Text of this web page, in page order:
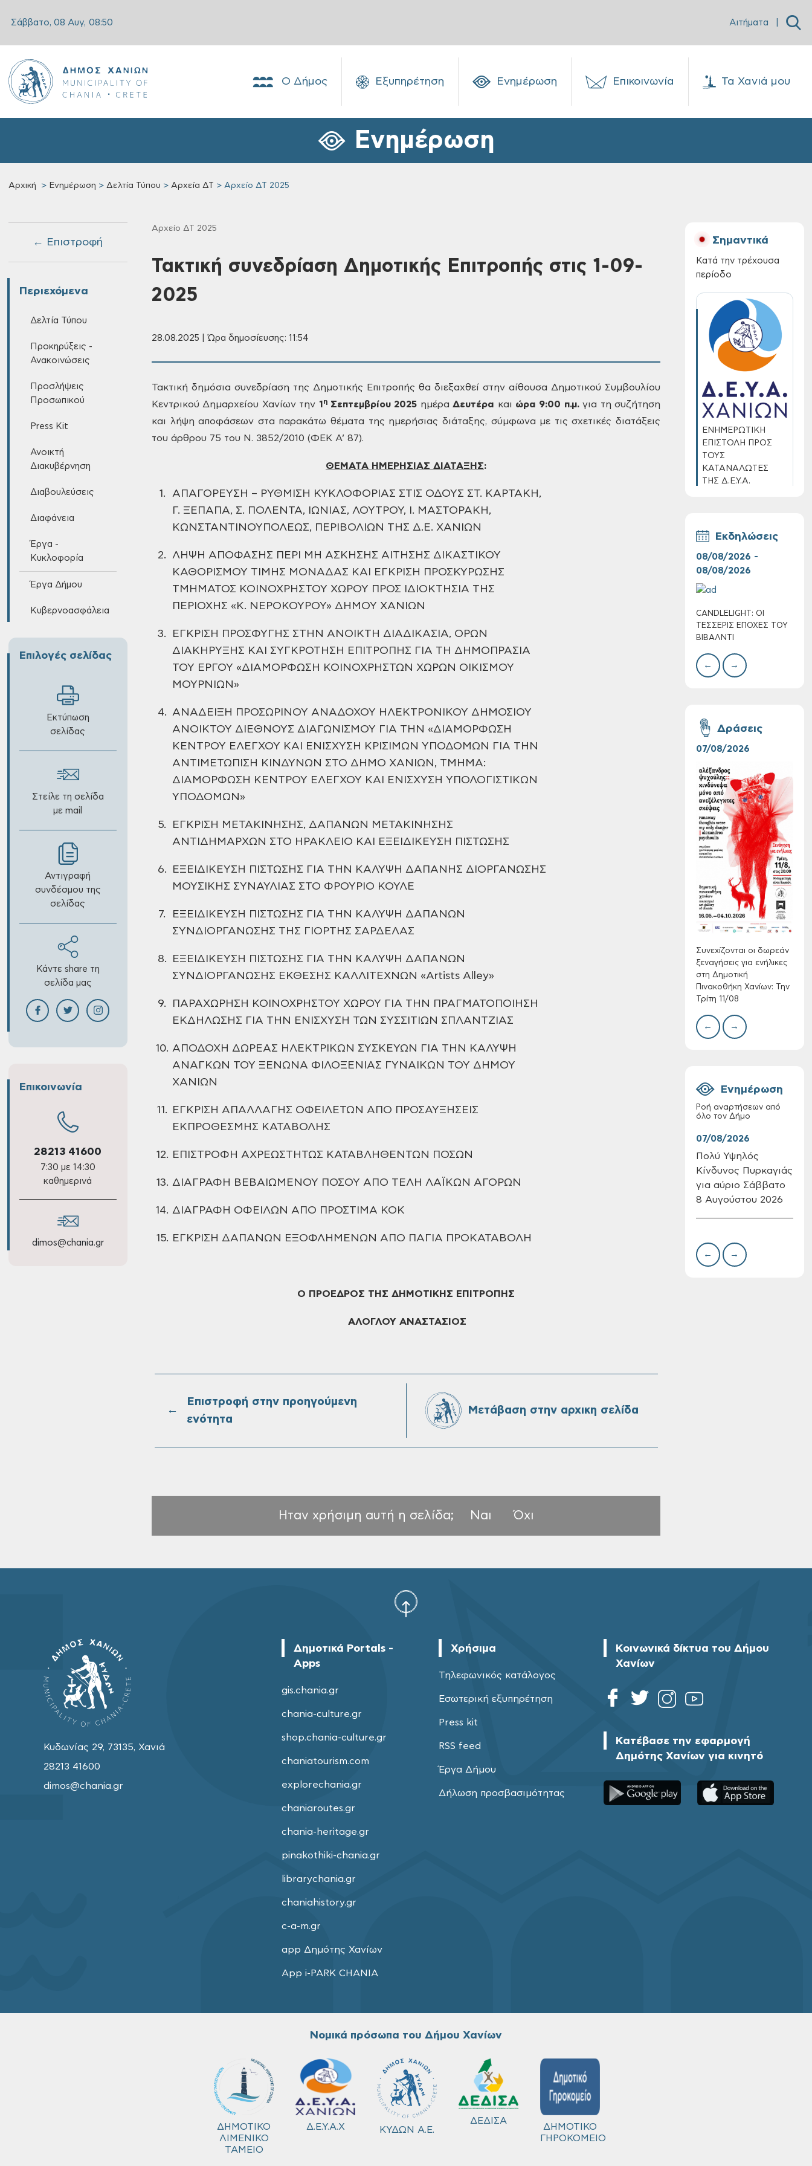
Σάββατο, 08 Αυγ, 08:50 Αιτήματα
Ο Δήμος Εξυπηρέτηση Ενημέρωση Επικοινωνία Τα Χανιά μου
Ενημέρωση
Αρχική Ενημέρωση Δελτία Τύπου Αρχεία ΔΤ Αρχείο ΔΤ 2025
← Επιστροφή
Περιεχόμενα
Δελτία Τύπου
Προκηρύξεις -
Ανακοινώσεις
Προσλήψεις
Προσωπικού
Press Kit
Ανοικτή
Διακυβέρνηση
Διαβουλεύσεις
Διαφάνεια
Έργα -
Κυκλοφορία
Έργα Δήμου
Κυβερνοασφάλεια
Επιλογές σελίδας
Εκτύπωση
σελίδας
Στείλε τη σελίδα
με mail
Αντιγραφή
συνδέσμου της
σελίδας
Κάντε share τη
σελίδα μας
Επικοινωνία
28213 41600
7:30 με 14:30
καθημερινά
dimos@chania.gr
Αρχείο ΔΤ 2025
Τακτική συνεδρίαση Δημοτικής Επιτροπής στις 1-09-
2025
28.08.2025 | Ώρα δημοσίευσης: 11:54
Τακτική δημόσια συνεδρίαση της Δημοτικής Επιτροπής θα διεξαχθεί στην αίθουσα Δημοτικού Συμβουλίου
Κεντρικού Δημαρχείου Χανίων την 1 ηΣεπτεμβρίου 2025 ημέρα Δευτέρα και ώρα 9:00 π.μ.για τη συζήτηση
και λήψη αποφάσεων στα παρακάτω θέματα της ημερήσιας διάταξης, σύμφωνα με τις σχετικές διατάξεις
του άρθρου 75 του Ν. 3852/2010 (ΦΕΚ Α’ 87).
ΘΕΜΑΤΑ ΗΜΕΡΗΣΙΑΣ ΔΙΑΤΑΞΗΣ:
1. ΑΠΑΓΟΡΕΥΣΗ – ΡΥΘΜΙΣΗ ΚΥΚΛΟΦΟΡΙΑΣ ΣΤΙΣ ΟΔΟΥΣ ΣΤ. ΚΑΡΤΑΚΗ,
Γ. ΞΕΠΑΠΑ, Σ. ΠΟΛΕΝΤΑ, ΙΩΝΙΑΣ, ΛΟΥΤΡΟΥ, Ι. ΜΑΣΤΟΡΑΚΗ,
ΚΩΝΣΤΑΝΤΙΝΟΥΠΟΛΕΩΣ, ΠΕΡΙΒΟΛΙΩΝ ΤΗΣ Δ.Ε. ΧΑΝΙΩΝ
2.
ΛΗΨΗ ΑΠΟΦΑΣΗΣ ΠΕΡΙ ΜΗ ΑΣΚΗΣΗΣ ΑΙΤΗΣΗΣ ΔΙΚΑΣΤΙΚΟΥ
ΚΑΘΟΡΙΣΜΟΥ ΤΙΜΗΣ ΜΟΝΑΔΑΣ ΚΑΙ ΕΓΚΡΙΣΗ ΠΡΟΣΚΥΡΩΣΗΣ
ΤΜΗΜΑΤΟΣ ΚΟΙΝΟΧΡΗΣΤΟΥ ΧΩΡΟΥ ΠΡΟΣ ΙΔΙΟΚΤΗΣΙΑ ΤΗΣ
ΠΕΡΙΟΧΗΣ «Κ. ΝΕΡΟΚΟΥΡΟΥ» ΔΗΜΟΥ ΧΑΝΙΩΝ
3. ΕΓΚΡΙΣΗ
ΠΡΟΣΦΥΓΗΣ ΣΤΗΝ ΑΝΟΙΚΤΗ ΔΙΑΔΙΚΑΣΙΑ, ΟΡΩΝ
ΔΙΑΚΗΡΥΞΗΣ ΚΑΙ ΣΥΓΚΡΟΤΗΣΗ ΕΠΙΤΡΟΠΗΣ ΓΙΑ ΤΗ ΔΗΜΟΠΡΑΣΙΑ
ΤΟΥ ΕΡΓΟΥ «ΔΙΑΜΟΡΦΩΣΗ ΚΟΙΝΟΧΡΗΣΤΩΝ ΧΩΡΩΝ ΟΙΚΙΣΜΟΥ
ΜΟΥΡΝΙΩΝ»
4. ΑΝΑΔΕΙΞΗ ΠΡΟΣΩΡΙΝΟΥ ΑΝΑΔΟΧΟΥ ΗΛΕΚΤΡΟΝΙΚΟΥ ΔΗΜΟΣΙΟΥ
ΑΝΟΙΚΤΟΥ ΔΙΕΘΝΟΥΣ ΔΙΑΓΩΝΙΣΜΟΥ ΓΙΑ ΤΗΝ «ΔΙΑΜΟΡΦΩΣΗ
ΚΕΝΤΡΟΥ ΕΛΕΓΧΟΥ ΚΑΙ ΕΝΙΣΧΥΣΗ ΚΡΙΣΙΜΩΝ ΥΠΟΔΟΜΩΝ ΓΙΑ ΤΗΝ
ΑΝΤΙΜΕΤΩΠΙΣΗ ΚΙΝΔΥΝΩΝ ΣΤΟ ΔΗΜΟ ΧΑΝΙΩΝ, ΤΜΗΜΑ:
ΔΙΑΜΟΡΦΩΣΗ
ΚΕΝΤΡΟΥ ΕΛΕΓΧΟΥ ΚΑΙ ΕΝΙΣΧΥΣΗ ΥΠΟΛΟΓΙΣΤΙΚΩΝ
ΥΠΟΔΟΜΩΝ»
5.
ΕΓΚΡΙΣΗ ΜΕΤΑΚΙΝΗΣΗΣ, ΔΑΠΑΝΩΝ ΜΕΤΑΚΙΝΗΣΗΣ
ΑΝΤΙΔΗΜΑΡΧΩΝ ΣΤΟ ΗΡΑΚΛΕΙΟ ΚΑΙ ΕΞΕΙΔΙΚΕΥΣΗ ΠΙΣΤΩΣΗΣ
6. ΕΞΕΙΔΙΚΕΥΣΗ ΠΙΣΤΩΣΗΣ ΓΙΑ ΤΗΝ ΚΑΛΥΨΗ ΔΑΠΑΝΗΣ ΔΙΟΡΓΑΝΩΣΗΣ
ΜΟΥΣΙΚΗΣ ΣΥΝΑΥΛΙΑΣ ΣΤΟ ΦΡΟΥΡΙΟ ΚΟΥΛΕ
7.
ΕΞΕΙΔΙΚΕΥΣΗ ΠΙΣΤΩΣΗΣ ΓΙΑ ΤΗΝ ΚΑΛΥΨΗ ΔΑΠΑΝΩΝ
ΣΥΝΔΙΟΡΓΑΝΩΣΗΣ ΤΗΣ ΓΙΟΡΤΗΣ ΣΑΡΔΕΛΑΣ
8. ΕΞΕΙΔΙΚΕΥΣΗ ΠΙΣΤΩΣΗΣ ΓΙΑ ΤΗΝ
ΚΑΛΥΨΗ ΔΑΠΑΝΩΝ
ΣΥΝΔΙΟΡΓΑΝΩΣΗΣ ΕΚΘΕΣΗΣ ΚΑΛΛΙΤΕΧΝΩΝ «Artists Alley»
9. ΠΑΡΑΧΩΡΗΣΗ ΚΟΙΝΟΧΡΗΣΤΟΥ ΧΩΡΟΥ ΓΙΑ ΤΗΝ ΠΡΑΓΜΑΤΟΠΟΙΗΣΗ
ΕΚΔΗΛΩΣΗΣ ΓΙΑ ΤΗΝ ΕΝΙΣΧΥΣΗ ΤΩΝ ΣΥΣΣΙΤΙΩΝ ΣΠΛΑΝΤΖΙΑΣ
10. ΑΠΟΔΟΧΗ ΔΩΡΕΑΣ ΗΛΕΚΤΡΙΚΩΝ ΣΥΣΚΕΥΩΝ ΓΙΑ ΤΗΝ ΚΑΛΥΨΗ
ΑΝΑΓΚΩΝ ΤΟΥ ΞΕΝΩΝΑ ΦΙΛΟΞΕΝΙΑΣ ΓΥΝΑΙΚΩΝ ΤΟΥ ΔΗΜΟΥ
ΧΑΝΙΩΝ
11. ΕΓΚΡΙΣΗ ΑΠΑΛΛΑΓΗΣ ΟΦΕΙΛΕΤΩΝ ΑΠΟ ΠΡΟΣΑΥΞΗΣΕΙΣ
ΕΚΠΡΟΘΕΣΜΗΣ ΚΑΤΑΒΟΛΗΣ
12. ΕΠΙΣΤΡΟΦΗ ΑΧΡΕΩΣΤΗΤΩΣ ΚΑΤΑΒΛΗΘΕΝΤΩΝ ΠΟΣΩΝ
13. ΔΙΑΓΡΑΦΗ ΒΕΒΑΙΩΜΕΝΟΥ ΠΟΣΟΥ ΑΠΟ ΤΕΛΗ ΛΑΪΚΩΝ ΑΓΟΡΩΝ
14. ΔΙΑΓΡΑΦΗ ΟΦΕΙΛΩΝ ΑΠΟ ΠΡΟΣΤΙΜΑ ΚΟΚ
15. ΕΓΚΡΙΣΗ ΔΑΠΑΝΩΝ ΕΞΟΦΛΗΜΕΝΩΝ ΑΠΟ ΠΑΓΙΑ ΠΡΟΚΑΤΑΒΟΛΗ
Ο ΠΡΟΕΔΡΟΣ ΤΗΣ ΔΗΜΟΤΙΚΗΣ ΕΠΙΤΡΟΠΗΣ
ΑΛΟΓΛΟΥ ΑΝΑΣΤΑΣΙΟΣ
Σημαντικά
Κατά την τρέχουσα
περίοδο
ΕΝΗΜΕΡΩΤΙΚΗ
ΕΠΙΣΤΟΛΗ ΠΡΟΣ
ΤΟΥΣ
ΚΑΤΑΝΑΛΩΤΕΣ
ΤΗΣ Δ.Ε.Υ.Α.
Πολύ Υψηλός
Κίνδυνος Πυρκαγιάς
Αυγούστου 2026
Συνεχίζονται οι
δωρεάν ξεναγήσεις
για ενήλικες στη
Δημοτική
Πινακοθήκη Χανίων:
Την Τρίτη 11/08
Τακτική συνεδρίαση
Επαναλειτουργία
του συστήματος
SeaTrac στην
Εκδηλώσεις
08/08/2026 -
08/08/2026
CANDLELIGHT: ΟΙ
ΤΕΣΣΕΡΙΣ ΕΠΟΧΕΣ ΤΟΥ
ΒΙΒΑΛΝΤΙ
← →
Δράσεις
07/08/2026
Συνεχίζονται οι δωρεάν
ξεναγήσεις για ενήλικες
στη Δημοτική
Πινακοθήκη Χανίων: Την
Τρίτη 11/08
← →
Ενημέρωση
Ροή αναρτήσεων από
όλο τον Δήμο
07/08/2026
Πολύ Υψηλός
Κίνδυνος Πυρκαγιάς
για αύριο Σάββατο
8 Αυγούστου 2026
← →
←
Επιστροφή στην προηγούμενη
ενότητα
Μετάβαση στην αρχικη σελίδα
Ηταν χρήσιμη αυτή η σελίδα; Ναι Όχι
Κυδωνίας 29, 73135, Χανιά
28213 41600
dimos@chania.gr
Δημοτικά Portals -
Apps
gis.chania.gr
chania-culture.gr
shop.chania-culture.gr
chaniatourism.com
explorechania.gr
chaniaroutes.gr
chania-heritage.gr
pinakothiki-chania.gr
librarychania.gr
chaniahistory.gr
c-a-m.gr
app Δημότης Χανίων
App i-PARK CHANIA
Χρήσιμα
Τηλεφωνικός κατάλογος
Εσωτερική εξυπηρέτηση
Press kit
RSS feed
Έργα Δήμου
Δήλωση προσβασιμότητας
Κοινωνικά δίκτυα του Δήμου
Χανίων
Κατέβασε την εφαρμογή
Δημότης Χανίων για κινητό
Νομικά πρόσωπα του Δήμου Χανίων
ΔΗΜΟΤΙΚΟ
ΛΙΜΕΝΙΚΟ
ΤΑΜΕΙΟ
Δ.Ε.Υ.Α.Χ ΚΥΔΩΝ Α.Ε.
ΔΕΔΙΣΑ
ΔΗΜΟΤΙΚΟ
ΓΗΡΟΚΟΜΕΙΟ